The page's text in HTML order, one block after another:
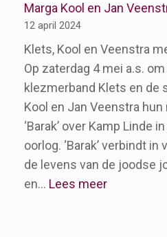
Marga Kool en Jan
12 april 2024
Klets, Kool en Veenstra
Op zaterdag 4 mei a.s.
klezmerband Klets en de
Kool en Jan Veenstra
‘Barak’ over Kamp Linde
oorlog. ‘Barak’ verbindt
de levens van de joodse
en… Lees meer: